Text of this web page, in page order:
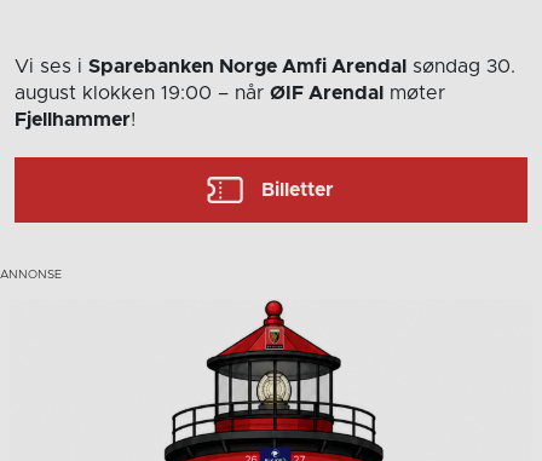
Vi ses i Sparebanken Norge Amfi Arendal
søndag 30.
august klokken 19:00 – når ØIF Arendal
møter
Fjellhammer!
Billetter